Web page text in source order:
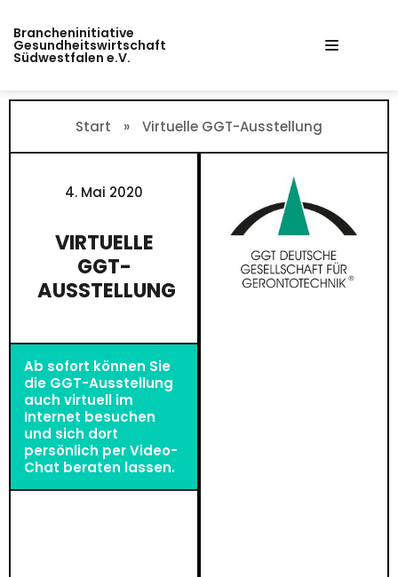
Inhalt
springen
Brancheninitiative
Gesundheitswirtschaft
Südwestfalen e.V.
Start » Virtuelle GGT-Ausstellung
4. Mai 2020
VIRTUELLE
GGT-
AUSSTELLUNG
Ab sofort können Sie
die GGT-Ausstellung
auch virtuell im
Internet besuchen
und sich dort
persönlich per Video-
Chat beraten lassen.